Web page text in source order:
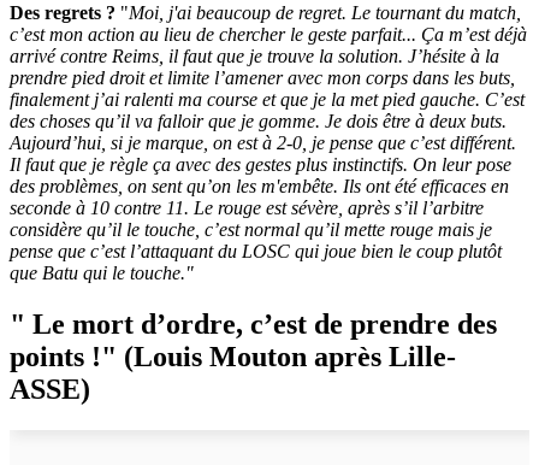
Des regrets ? "Moi, j'ai beaucoup de regret. Le tournant du match,
c’est mon action au lieu de chercher le geste parfait... Ça m’est déjà
arrivé contre Reims, il faut que je trouve la solution. J’hésite à la
prendre pied droit et limite l’amener avec mon corps dans les buts,
finalement j’ai ralenti ma course et que je la met pied gauche. C’est
des choses qu’il va falloir que je gomme. Je dois être à deux buts.
Aujourd’hui, si je marque, on est à 2-0, je pense que c’est différent.
Il faut que je règle ça avec des gestes plus instinctifs. On leur pose
des problèmes, on sent qu’on les m'embête. Ils ont été efficaces en
seconde à 10 contre 11. Le rouge est sévère, après s’il l’arbitre
considère qu’il le touche, c’est normal qu’il mette rouge mais je
pense que c’est l’attaquant du LOSC qui joue bien le coup plutôt
que Batu qui le touche."
" Le mort d’ordre, c’est de prendre des
points !" (Louis Mouton après Lille-
ASSE)